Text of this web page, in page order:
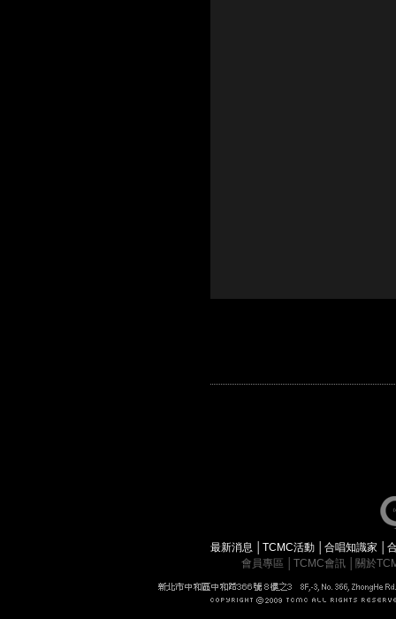
最新消息 │TCMC活動 │合唱知識家 │
會員專區
TCMC會訊 關於